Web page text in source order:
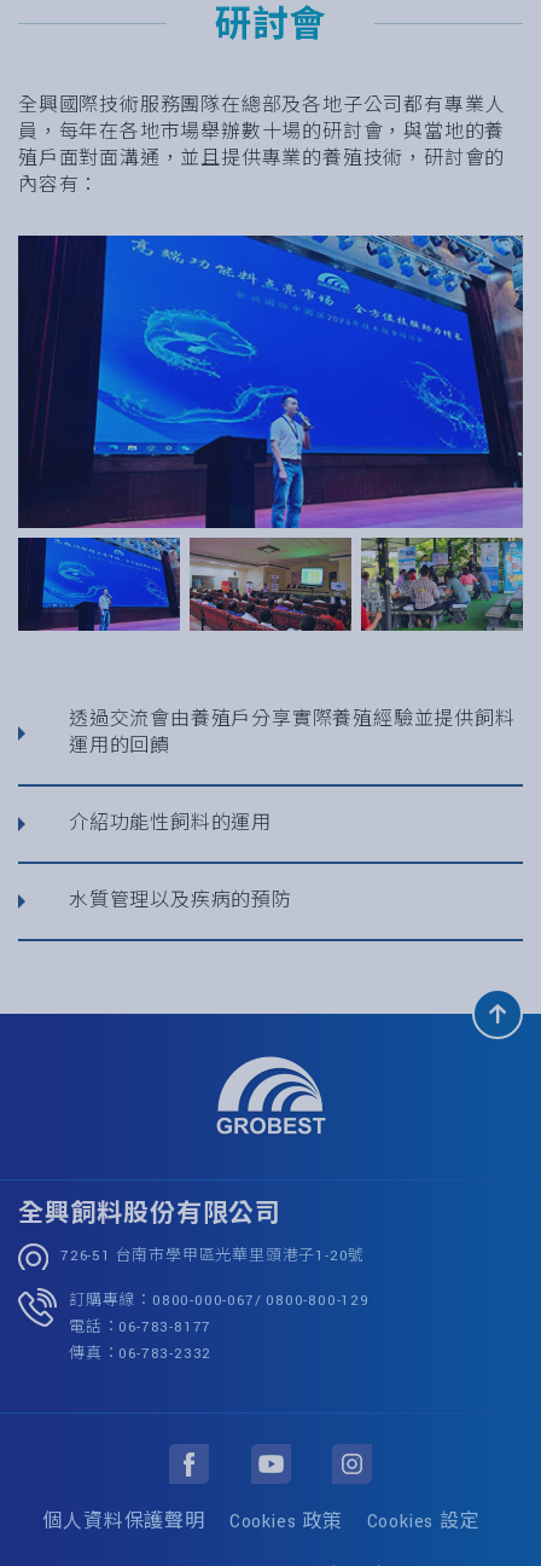
研討會
全興國際技術服務團隊在總部及各地子公司都有專業人
員，每年在各地市場舉辦數十場的研討會，與當地的養
殖戶面對面溝通，並且提供專業的養殖技術，研討會的
內容有：
透過交流會由養殖戶分享實際養殖經驗並提供飼料
運用的回饋
介紹功能性飼料的運用
水質管理以及疾病的預防
全興飼料股份有限公司
726-51 台南市學甲區光華里頭港子1-20號
訂購專線：0800-000-067/ 0800-800-129
電話：06-783-8177
傳真：06-783-2332
個人資料保護聲明 Cookies 政策 Cookies 設定